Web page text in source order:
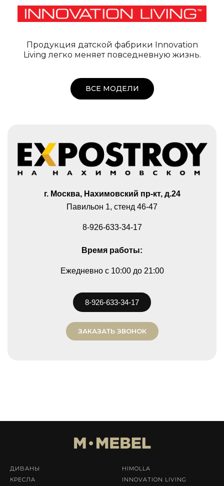
Продукция датской фабрики Innovation
Living легко меняет повседневную жизнь.
ВСЕ МОДЕЛИ
г. Москва, Нахимовский пр-кт, д.24
Павильон 1, стенд 46-47
8-926-633-34-17
Время работы:
Ежедневно c 10:00 до 21:00
8-926-633-34-17
ЗАКАЗАТЬ ЗВОНОК
ДИВАНЫ
КРЕСЛА
HIMOLLA
INNOVATION LIVING